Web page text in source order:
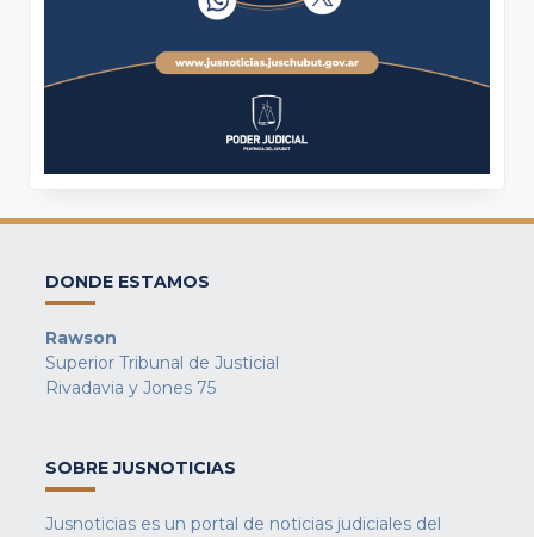
DONDE ESTAMOS
Rawson
Superior Tribunal de Justicial
Rivadavia y Jones 75
SOBRE JUSNOTICIAS
Jusnoticias es un portal de noticias judiciales del